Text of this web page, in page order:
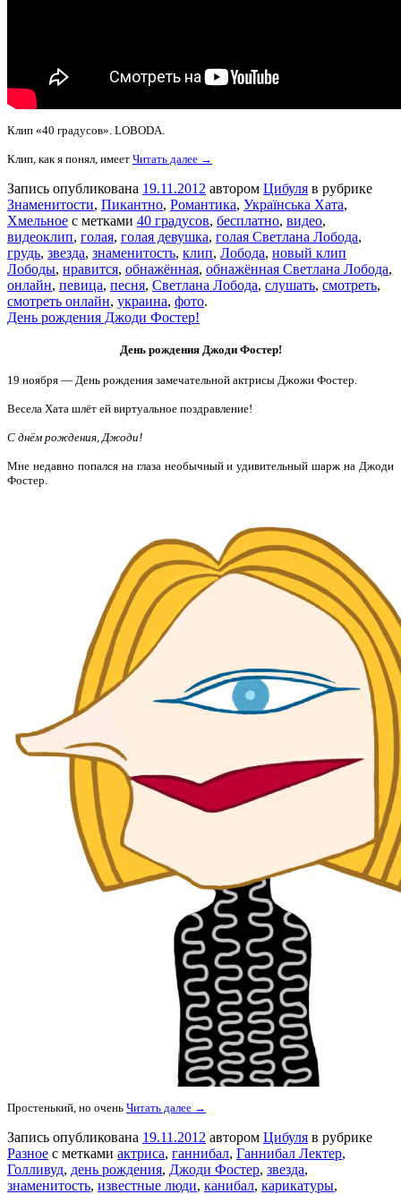
Клип «40 градусов». LOBODA.
Клип, как я понял, имеет Читать далее →
Запись опубликована 19.11.2012 автором Цибуля в рубрике
Знаменитости, Пикантно, Романтика, Українська Хата,
Хмельное с метками 40 градусов, бесплатно, видео,
видеоклип, голая, голая девушка, голая Светлана Лобода,
грудь, звезда, знаменитость, клип, Лобода, новый клип
Лободы, нравится, обнажённая, обнажённая Светлана Лобода,
онлайн, певица, песня, Светлана Лобода, слушать, смотреть,
смотреть онлайн, украина, фото.
День рождения Джоди Фостер!
День рождения Джоди Фостер!
19 ноября — День рождения замечательной актрисы Джожи Фостер.
Весела Хата шлёт ей виртуальное поздравление!
С днём рождения, Джоди!
Мне недавно попался на глаза необычный и удивительныйшарж на Джоди
Фостер.
Простенький, но очень Читать далее →
Запись опубликована 19.11.2012 автором Цибуля в рубрике
Разное с метками актриса, ганнибал, Ганнибал Лектер,
Голливуд, день рождения, Джоди Фостер, звезда,
знаменитость, известные люди, канибал, карикатуры,